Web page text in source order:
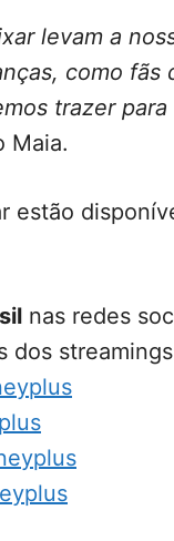
levam a
como
trazer
Maia.
estão
nas redes
dos